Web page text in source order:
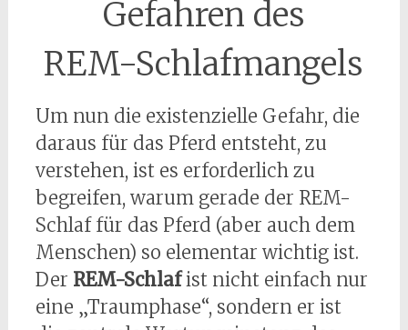
Gefahren des
REM-Schlafmangels
Um nun die existenzielle Gefahr, die
daraus für das Pferd entsteht, zu
verstehen, ist es erforderlich zu
begreifen, warum gerade der REM-
Schlaf für das Pferd (aber auch dem
Menschen) so elementar wichtig ist.
Der REM-Schlafist nicht einfach nur
eine „Traumphase“, sondern er ist